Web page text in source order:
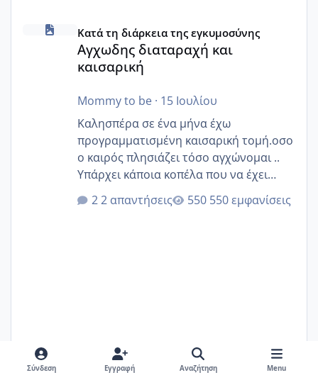
Αγχωδης διαταραχή και καισαρική
Κατά τη διάρκεια της εγκυμοσύνης
Αγχωδης διαταραχή και
καισαρική
Mommy to be· 15 Ιουλίου
Καλησπέρα σε ένα μήνα έχω
προγραμματισμένη καισαρική τομή.οσο
ο καιρός πλησιάζει τόσο αγχώνομαι ..
Υπάρχει κάποια κοπέλα που να έχει
παρόμοιο ιστορικό να μας πει την
εμπειρία της;Να σημειώσω είναι η
2 απαντήσεις 550 εμφανίσεις
Σύνδεση Εγγραφή Αναζήτηση Menu